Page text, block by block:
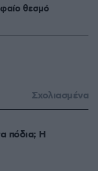
θεσμό
Σχολιασμένα
πόδια; Η